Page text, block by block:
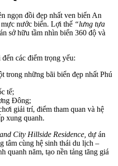
ngọn đồi đẹp nhất ven biển An
nước biển. Lợi thế “lưng tựa
sở hữu tầm nhìn biển 360 độ và
các điểm trọng yếu:
trong những bãi biển đẹp nhất Phú
tế;
Đông;
giải trí, điểm tham quan và hệ
xung quanh.
City Hillside Residence, dự án
tâm cùng hệ sinh thái du lịch –
quanh năm, tạo nền tảng tăng giá